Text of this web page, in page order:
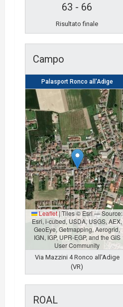
63 - 66
Risultato finale
Campo
Palasport Ronco all'Adige
Leaflet|Tiles © Esri — Source:
Esri, i-cubed, USDA, USGS, AEX,
GeoEye, Getmapping, Aerogrid,
IGN, IGP, UPR-EGP, and the GIS
User Community
Via Mazzini 4 Ronco all'Adige
(VR)
ROAL